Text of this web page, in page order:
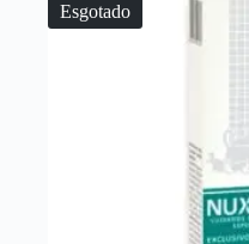
Esgotado